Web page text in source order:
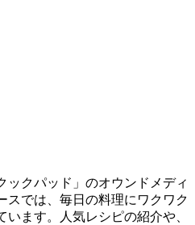
ックパッド」のオウンドメディ
スでは、毎日の料理にワクワク
ます。人気レシピの紹介や、